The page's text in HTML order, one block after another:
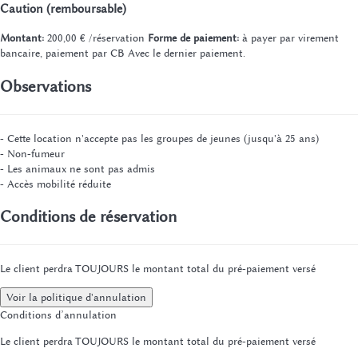
Caution (remboursable)
Montant: 200,00 € /réservation Forme de paiement: à payer par virement
bancaire, paiement par CB Avec le dernier paiement.
Observations
- Cette location n'accepte pas les groupes de jeunes (jusqu'à 25 ans)
- Non-fumeur
- Les animaux ne sont pas admis
- Accès mobilité réduite
Conditions de réservation
Le client perdra TOUJOURS le montant total du pré-paiement versé
Voir la politique d'annulation
Conditions d’annulation
Le client perdra TOUJOURS le montant total du pré-paiement versé